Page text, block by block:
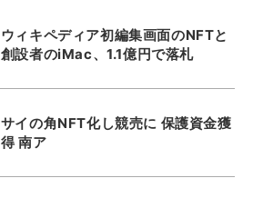
ウィキペディア初編集画面のNFTと
創設者のiMac、1.1億円で落札
サイの角NFT化し競売に 保護資金獲
得 南ア